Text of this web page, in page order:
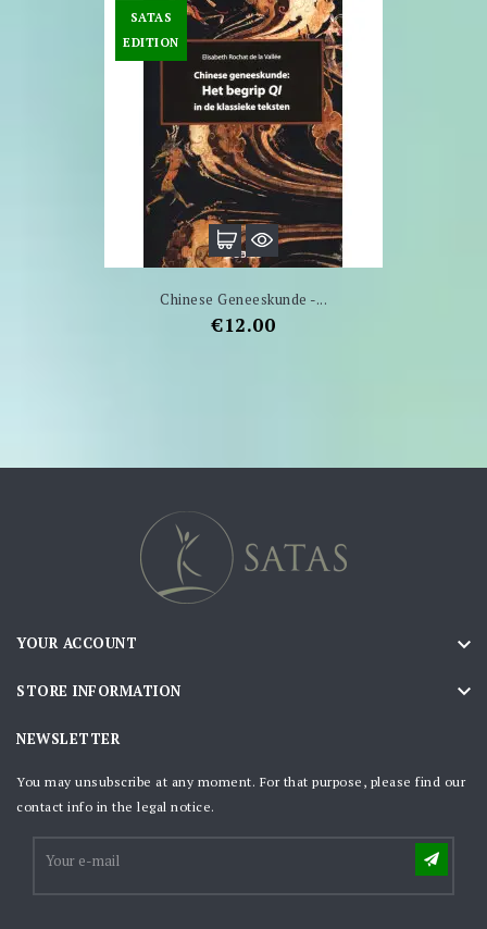
SATAS
EDITION
Chinese Geneeskunde -...
Price
€12.00
YOUR ACCOUNT 
STORE INFORMATION 
NEWSLETTER
You may unsubscribe at any moment. For that purpose, please find our
contact info in the legal notice.